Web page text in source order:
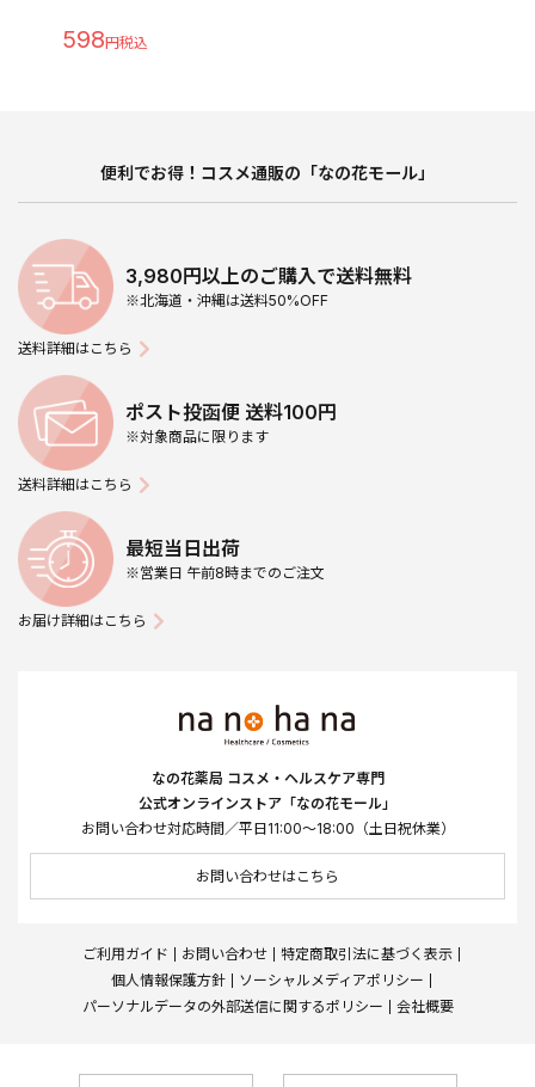
598
便利でお得！コスメ通販の「なの花モール」
3,980円以上のご購入で送料無料
※北海道・沖縄は送料50%OFF
送料詳細はこちら
ポスト投函便 送料100円
※対象商品に限ります
送料詳細はこちら
最短当日出荷
※営業日 午前8時までのご注文
お届け詳細はこちら
なの花薬局 コスメ・ヘルスケア専門
公式オンラインストア「なの花モール」
お問い合わせ対応時間／平日11:00～18:00（土日祝休業）
お問い合わせはこちら
ご利用ガイド お問い合わせ
特定商取引法に基づく表示
個人情報保護方針
ソーシャルメディアポリシー
パーソナルデータの外部送信に関するポリシー
会社概要